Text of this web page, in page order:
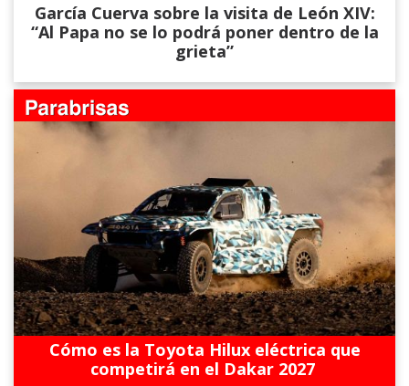
García Cuerva sobre la visita de León XIV:
“Al Papa no se lo podrá poner dentro de la
grieta”
Cómo es la Toyota Hilux eléctrica que
competirá en el Dakar 2027